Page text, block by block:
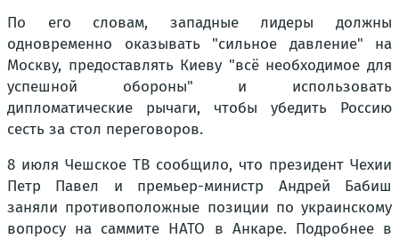
По его словам, западные лидеры должны
одновременно оказывать "сильное давление" на
Москву, предоставлять Киеву "всё необходимое для
успешной обороны" и использовать
дипломатические рычаги, чтобы убедить Россию
сесть за стол переговоров.
8 июля Чешское ТВ сообщило, что президент Чехии
Петр Павел и премьер-министр Андрей Бабиш
заняли противоположные позиции по украинскому
вопросу на саммите НАТО в Анкаре. Подробнее в